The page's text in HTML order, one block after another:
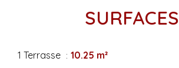
SURFACES
1 Terrasse 10.25 m²